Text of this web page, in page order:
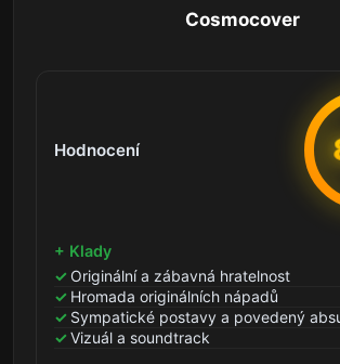
Cosmocover
Hodnocení
+ Klady
Originální a zábavná hratelnost
Hromada originálních nápadů
Sympatické postavy a povedený
Vizuál a soundtrack